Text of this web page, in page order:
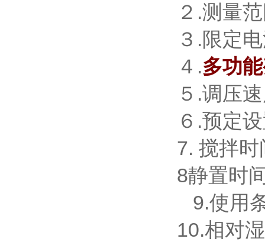
２.测量
３.限定
４.多功
５.调压
６.预定
7. 搅拌
8静置时
9.使用
10.相对